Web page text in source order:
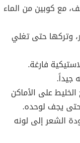
مع كوبين من الماء
وتركها حتى تغلي
فارغة.
جيداً.
على الأماكن
حتى يجف لوحده.
الشعر إلى لونه